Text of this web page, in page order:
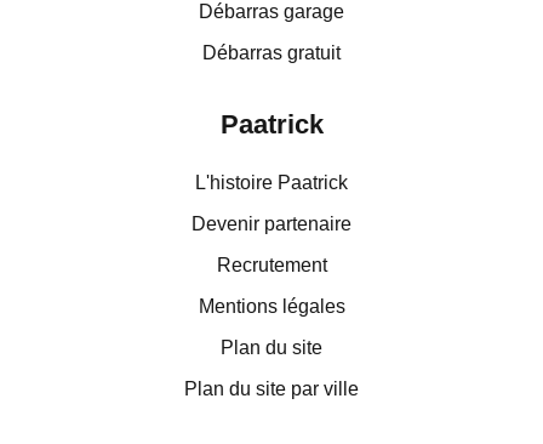
Débarras garage
Débarras gratuit
Paatrick
L'histoire Paatrick
Devenir partenaire
Recrutement
Mentions légales
Plan du site
Plan du site par ville